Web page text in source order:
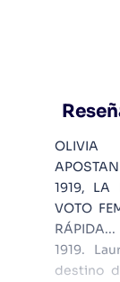
1919, LA
VOTO
1919.
destino